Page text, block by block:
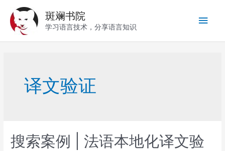
斑斓书院
学习语言技术，分享语言知识
主
菜
译文验证
搜索案例 | 法语本地化译文验